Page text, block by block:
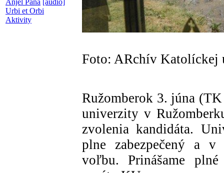
Anjel Pána [audio]
Urbi et Orbi
Aktivity
Foto: ARchív Katolíckej
Ružomberok 3. júna
univerzity v
zvolenia kandidáta.
plne zabezpečený a
voľbu. Prinášame plné